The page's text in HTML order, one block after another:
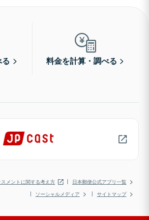
料金を計算・調べる
メントに関する考え方
日本郵便公式アプリ一覧
ソーシャルメディア
サイトマップ